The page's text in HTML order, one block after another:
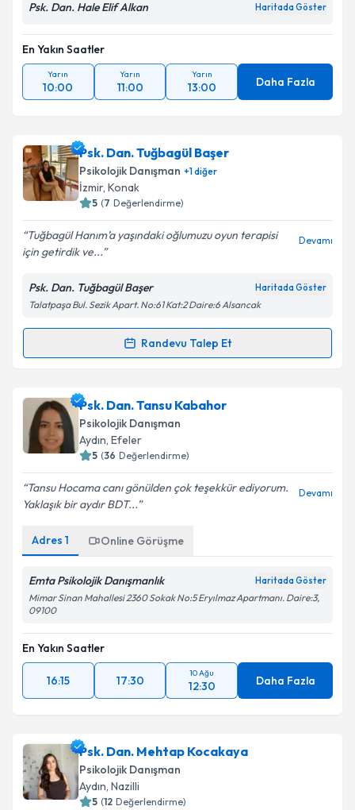
Psk. Dan. Hale Elif Alkan Haritada Göster
En Yakın Saatler
Yarın
10:00
Yarın
11:00
Yarın
13:00 Daha Fazla
Psk. Dan. Tuğbagül Başer
Psikolojik Danışman +1diğer
İzmir, Konak
5 (7 Değerlendirme)
Tuğbagül Hanım’a yaşındaki oğlumuzu oyun terapisi
için getirdik ve...
Devamı
Psk. Dan. Tuğbagül Başer Haritada Göster
Talatpaşa Bul. Sezik Apart. No:61 Kat:2 Daire:6 Alsancak
Randevu Talep Et
Randevu Takvimi Talebi
Psk. Dan. Tuğbagül Başeriçin randevu takvimi talebi
oluşturun. Size bu uzmandan randevu almanız için bir
takvim hazırlandığında e-posta ile bilgilendireceğiz.
Kişisel verilerimin işlenmesine ilişkin
Metni'ni okudum ve kişisel verilerimin belirtilen
kapsamda işlenmesini kabul ediyorum.
Psk. Dan. Tansu Kabahor
Psikolojik Danışman
Aydın, Efeler
5 (36 Değerlendirme)
Tansu Hocama canı gönülden çok teşekkür ediyorum.
Yaklaşık bir aydır BDT...
Devamı
Adres 1 Online Görüşme
Emta Psikolojik Danışmanlık Haritada Göster
Mimar Sinan Mahallesi 2360 Sokak No:5 Eryılmaz Apartmanı. Daire:3,
09100
En Yakın Saatler
16:15 17:30
10 Ağu
12:30 Daha Fazla
Psk. Dan. Mehtap Kocakaya
Psikolojik Danışman
Aydın, Nazilli
5 (12 Değerlendirme)